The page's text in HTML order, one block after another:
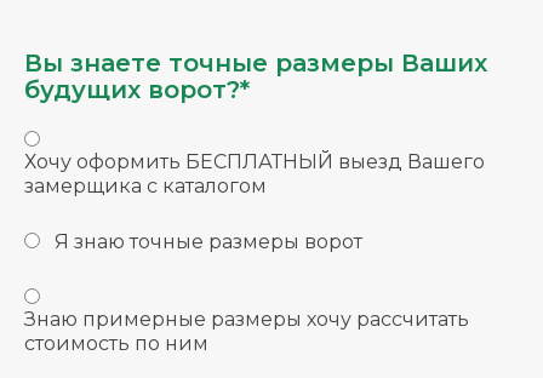
Вы знаете точные размеры Ваших
будущих ворот?*
Хочу оформить БЕСПЛАТНЫЙ выезд Вашего
замерщика с каталогом
Я знаю точные размеры ворот
Знаю примерные размеры хочу рассчитать
стоимость по ним